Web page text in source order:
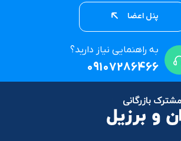
پنل اعضا
به راهنمایی نیاز دارید؟
09107286466